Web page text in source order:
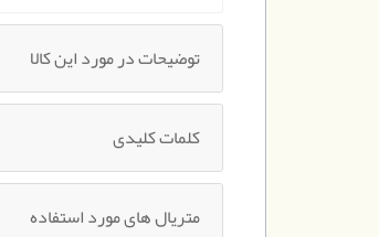
توضیحات در مورد این کالا
کلمات کلیدی
متریال های مورد استفاده